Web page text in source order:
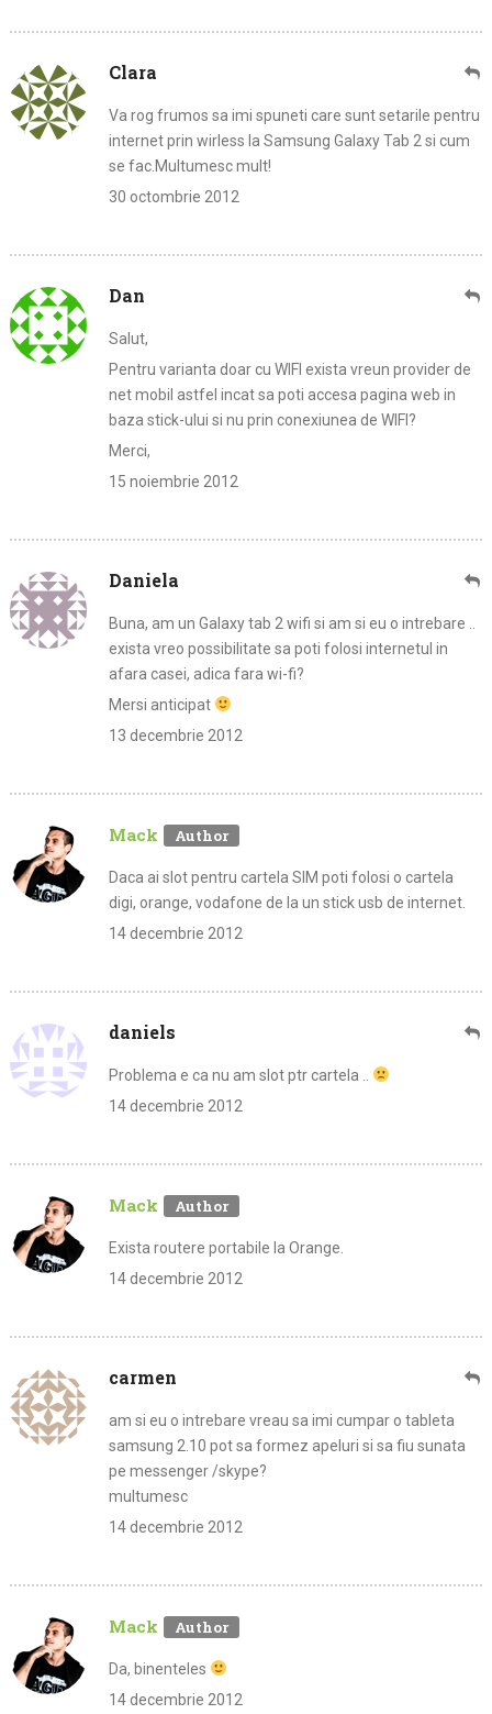
Clara
Va rog frumos sa imi spuneti care sunt setarile pentru
internet prin wirless la Samsung Galaxy Tab 2 si cum
se fac.Multumesc mult!
30 octombrie 2012
Dan
Salut,
Pentru varianta doar cu WIFI exista vreun provider de
net mobil astfel incat sa poti accesa pagina web in
baza stick-ului si nu prin conexiunea de WIFI?
Merci,
15 noiembrie 2012
Daniela
Buna, am un Galaxy tab 2 wifi si am si eu o intrebare ..
exista vreo possibilitate sa poti folosi internetul in
afara casei, adica fara wi-fi?
Mersi anticipat
13 decembrie 2012
Mack
Daca ai slot pentru cartela SIM poti folosi o cartela
digi, orange, vodafone de la un stick usb de internet.
14 decembrie 2012
daniels
Problema e ca nu am slot ptr cartela ..
14 decembrie 2012
Mack
Exista routere portabile la Orange.
14 decembrie 2012
carmen
am si eu o intrebare vreau sa imi cumpar o tableta
samsung 2.10 pot sa formez apeluri si sa fiu sunata
pe messenger /skype?
multumesc
14 decembrie 2012
Mack
Da, binenteles
14 decembrie 2012